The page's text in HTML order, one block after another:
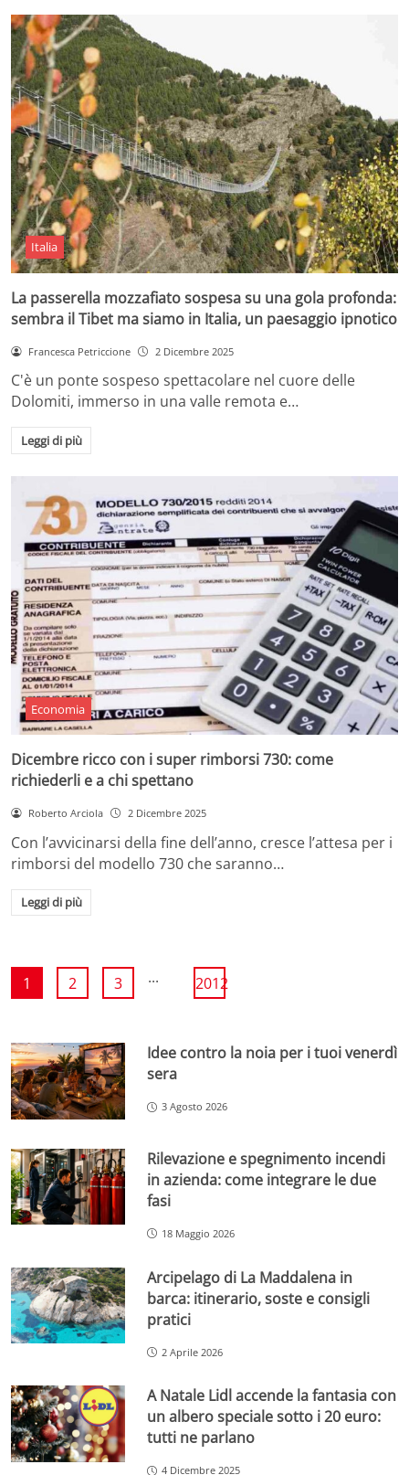
Italia
La passerella mozzafiato sospesa su una gola profonda:
sembra il Tibet ma siamo in Italia, un paesaggio ipnotico
Francesca Petriccione 2 Dicembre 2025
C'è un ponte sospeso spettacolare nel cuore delle
Dolomiti, immerso in una valle remota e…
Leggi di più
Economia
Dicembre ricco con i super rimborsi 730: come
richiederli e a chi spettano
Roberto Arciola 2 Dicembre 2025
Con l’avvicinarsi della fine dell’anno, cresce l’attesa per i
rimborsi del modello 730 che saranno…
Leggi di più
1 2 3 ... 2012
Idee contro la noia per i tuoi venerdì
sera
3 Agosto 2026
Rilevazione e spegnimento incendi
in azienda: come integrare le due
fasi
18 Maggio 2026
Arcipelago di La Maddalena in
barca: itinerario, soste e consigli
pratici
2 Aprile 2026
A Natale Lidl accende la fantasia con
un albero speciale sotto i 20 euro:
tutti ne parlano
4 Dicembre 2025